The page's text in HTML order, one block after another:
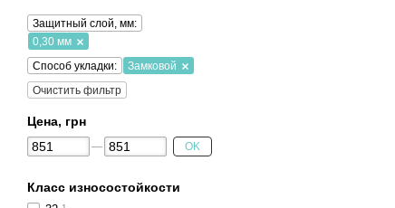
Защитный слой, мм:
0,30 мм
Способ укладки:
Замковой
Очистить фильтр
Цена, грн
OK
Класс износостойкости